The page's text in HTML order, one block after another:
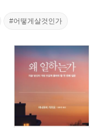
#어떻게살것인가